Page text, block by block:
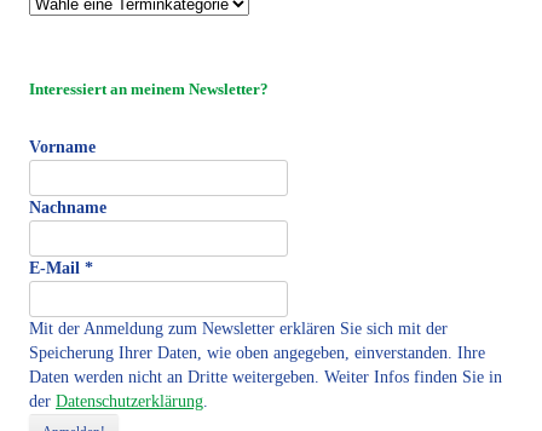
Interessiert an meinem Newsletter?
Vorname
Nachname
E-Mail *
Mit der Anmeldung zum Newsletter erklären Sie sich mit der
Speicherung Ihrer Daten, wie oben angegeben, einverstanden. Ihre
Daten werden nicht an Dritte weitergeben. Weiter Infos finden Sie in
der Datenschutzerklärung.